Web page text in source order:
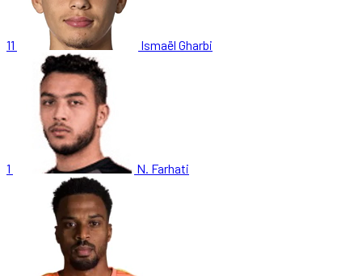
11 Ismaël Gharbi
1 N. Farhati